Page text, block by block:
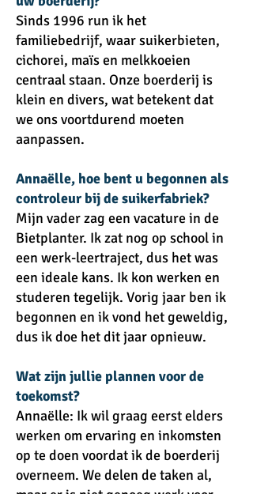
Sinds 1996 run ik het
familiebedrijf, waar suikerbieten,
cichorei, maïs en melkkoeien
centraal staan. Onze boerderij is
klein en divers, wat betekent dat
we ons voortdurend moeten
aanpassen.
Annaëlle, hoe bent u begonnen als
controleur bij de suikerfabriek?
Mijn vader zag een vacature in de
Bietplanter. Ik zat nog op school in
een werk-leertraject, dus het was
een ideale kans. Ik kon werken en
studeren tegelijk. Vorig jaar ben ik
begonnen en ik vond het geweldig,
dus ik doe het dit jaar opnieuw.
Wat zijn jullie plannen voor de
toekomst?
Annaëlle: Ik wil graag eerst elders
werken om ervaring en inkomsten
op te doen voordat ik de boerderij
overneem. We delen de taken al,